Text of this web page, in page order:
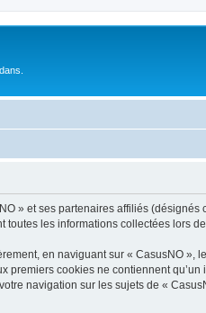
» et ses partenaires affiliés
les informations collectées lors
en naviguant sur « CasusNO
premiers cookies ne contiennent
navigation sur les sujets de «